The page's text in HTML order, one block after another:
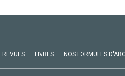
REVUES LIVRES NOS FORMULES